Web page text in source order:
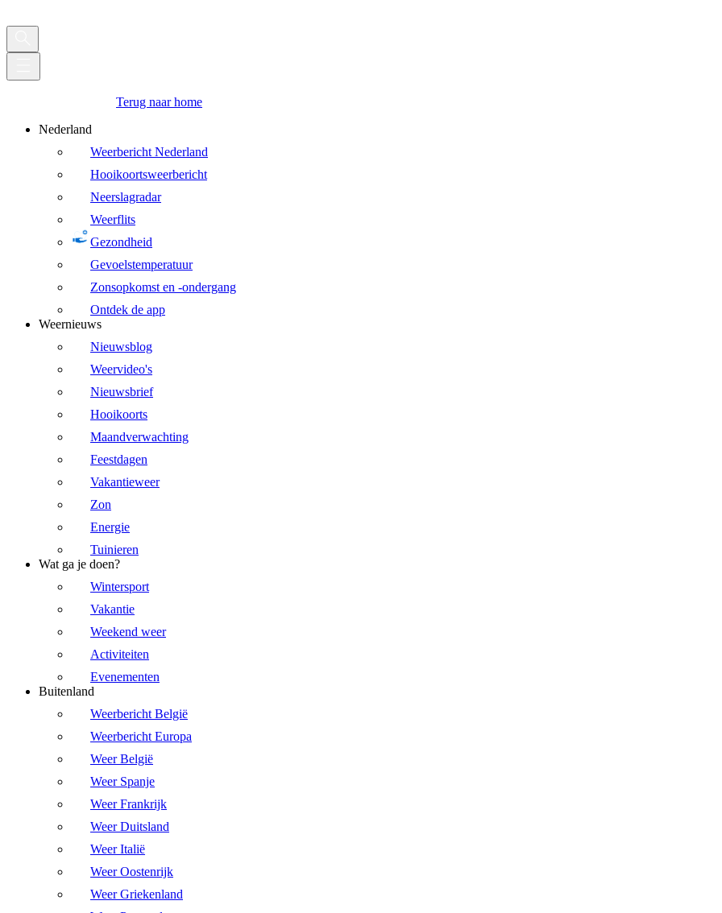
Terug naar home
Nederland
Weerbericht Nederland
Hooikoortsweerbericht
Neerslagradar
Weerflits
Gezondheid
Gevoelstemperatuur
Zonsopkomst en -ondergang
Ontdek de app
Weernieuws
Nieuwsblog
Weervideo's
Nieuwsbrief
Hooikoorts
Maandverwachting
Feestdagen
Vakantieweer
Zon
Energie
Tuinieren
Wat ga je doen?
Wintersport
Vakantie
Weekend weer
Activiteiten
Evenementen
Buitenland
Weerbericht België
Weerbericht Europa
Weer België
Weer Spanje
Weer Frankrijk
Weer Duitsland
Weer Italië
Weer Oostenrijk
Weer Griekenland